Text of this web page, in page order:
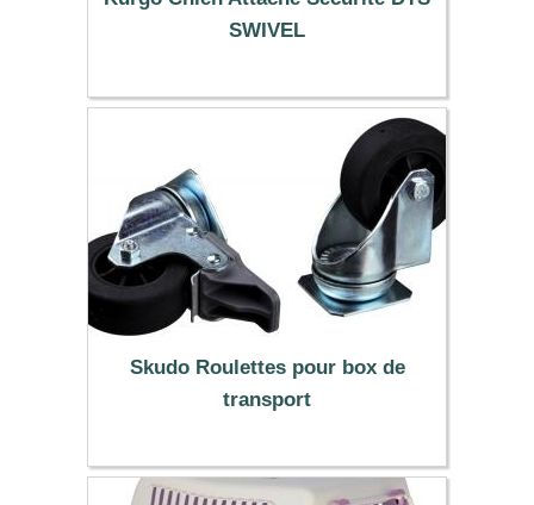
SWIVEL
15.90 €
Skudo Roulettes pour box de
transport
33.90 €